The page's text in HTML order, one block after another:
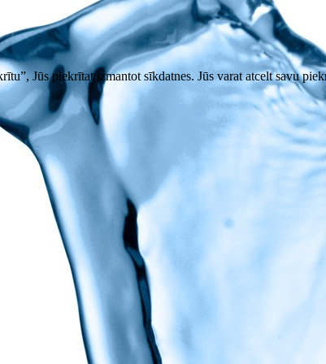
Jūs piekrītat izmantot sīkdatnes. Jūs varat atcelt savu